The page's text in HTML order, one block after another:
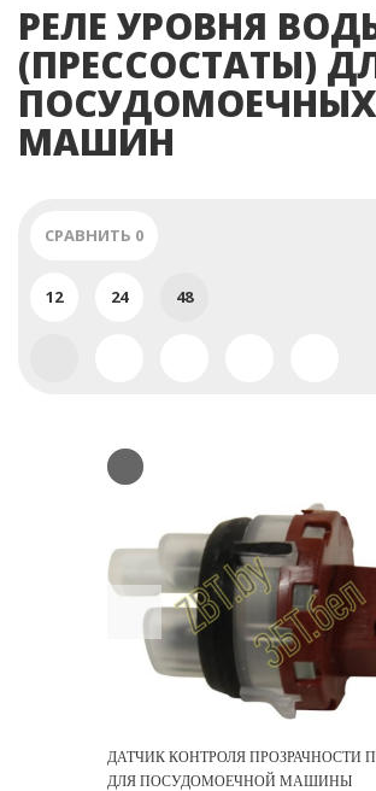
РЕЛЕ УРОВНЯ
(ПРЕССОСТАТЫ)
ПОСУДОМОЕЧНЫХ
МАШИН
СРАВНИТЬ 0
12 24 48
Previous
ДАТЧИК КОНТРОЛЯ ПРОЗРАЧНОСТИ
ДЛЯ ПОСУДОМОЕЧНОЙ МАШИНЫ